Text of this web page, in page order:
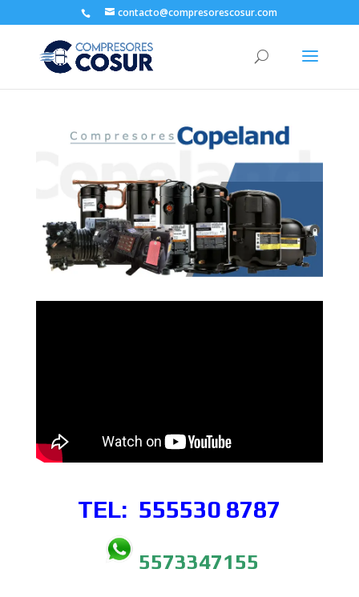
contacto@compresorescosur.com
TEL: 555530 8787
5573347155